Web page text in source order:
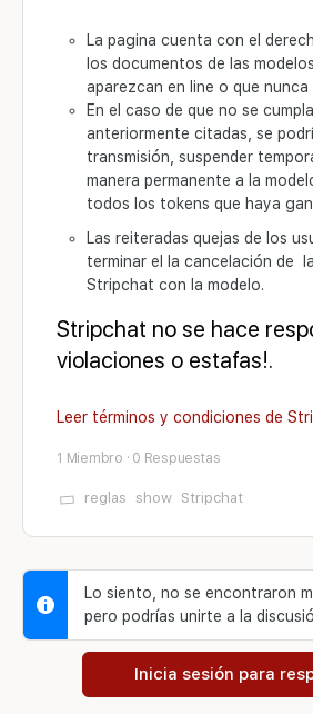
La pagina cuenta con el
los documentos de las
aparezcan en line o que nunca
En el caso de que no se
anteriormente citadas, se
transmisión, suspender
manera permanente a la
todos los tokens que haya
Las reiteradas quejas de los
terminar el la cancelación de
Stripchat con la modelo.
Stripchat no se hace
violaciones o estafas!.
Leer términos y condiciones de
1 Miembro · 0 Respuestas
reglas show Stripchat
Lo siento, no se encontraron
pero podrías unirte a la
Inicia sesión para